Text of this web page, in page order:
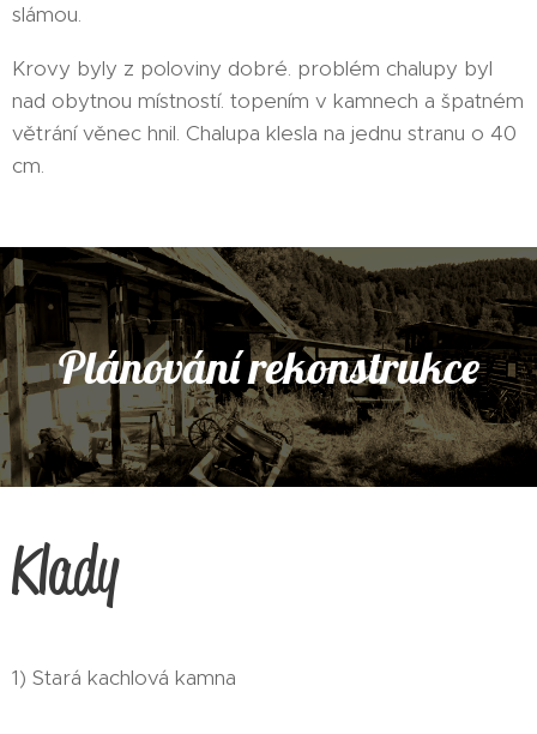
slámou.
Krovy byly z poloviny dobré. problém chalupy byl
nad obytnou místností. topením v kamnech a špatném
větrání věnec hnil. Chalupa klesla na jednu stranu o 40
cm.
Plánování rekonstrukce
Klady
1) Stará kachlová kamna